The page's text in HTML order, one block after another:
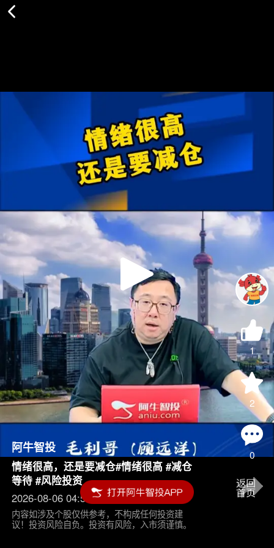
Play
Video
1
2
0
阿牛智投
情绪很高，还是要减仓#情绪很高 #减仓
等待 #风险投资
2026-08-06 04:55
内容如涉及个股仅供参考，不构成任何投资建
议！投资风险自负。投资有风险，入市须谨慎。